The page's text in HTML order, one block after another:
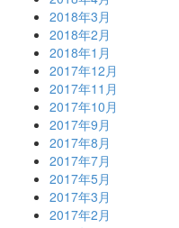
2018年3月
2018年2月
2018年1月
2017年12月
2017年11月
2017年10月
2017年9月
2017年8月
2017年7月
2017年5月
2017年3月
2017年2月